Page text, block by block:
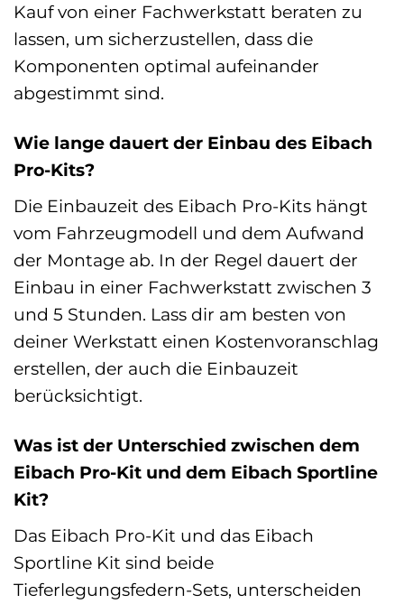
Kauf von einer Fachwerkstatt beraten zu
lassen, um sicherzustellen, dass die
Komponenten optimal aufeinander
abgestimmt sind.
Wie lange dauert der Einbau des Eibach
Pro-Kits?
Die Einbauzeit des Eibach Pro-Kits hängt
vom Fahrzeugmodell und dem Aufwand
der Montage ab. In der Regel dauert der
Einbau in einer Fachwerkstatt zwischen 3
und 5 Stunden. Lass dir am besten von
deiner Werkstatt einen Kostenvoranschlag
erstellen, der auch die Einbauzeit
berücksichtigt.
Was ist der Unterschied zwischen dem
Eibach Pro-Kit und dem Eibach Sportline
Kit?
Das Eibach Pro-Kit und das Eibach
Sportline Kit sind beide
Tieferlegungsfedern-Sets, unterscheiden